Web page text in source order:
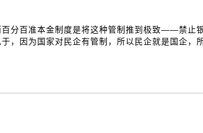
分百准本金制度是将这种管制推到极致——禁止
，因为国家对民企有管制，所以民企就是国企，